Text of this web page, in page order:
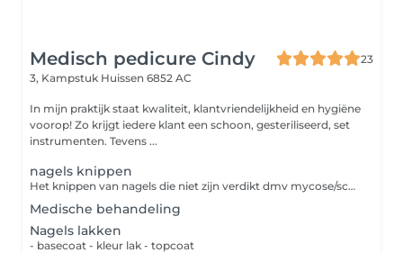
Medisch pedicure Cindy
23
3, Kampstuk Huissen 6852 AC
In mijn praktijk staat kwaliteit, klantvriendelijkheid en hygiëne
voorop! Zo krijgt iedere klant een schoon, gesteriliseerd, set
instrumenten. Tevens ...
nagels knippen
Het knippen van nagels die niet zijn verdikt dmv mycose/schimmel
Medische behandeling
Nagels lakken
- basecoat - kleur lak - topcoat